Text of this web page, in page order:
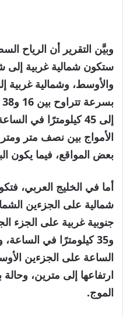
وبيَّن التقرير أن الرياح
ستكون شمالية غربية إلى
والأوسط، وشمالية غربية
إلى 45 كيلومترًا في
الأمواج بين نصف متر
بعض المواقع، فيما يكون
أما في الخليج العربي،
شمالية على الجزءين
الساعة على الجزءين
ارتفاعها إلى مترين،
الموج.